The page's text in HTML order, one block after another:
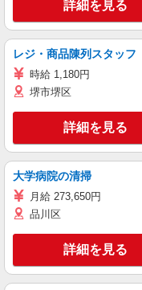
詳細を見る
レジ・商品陳列スタッフ
時給 1,180円
堺市堺区
詳細を見る
大学病院の清掃
月給 273,650円
品川区
詳細を見る